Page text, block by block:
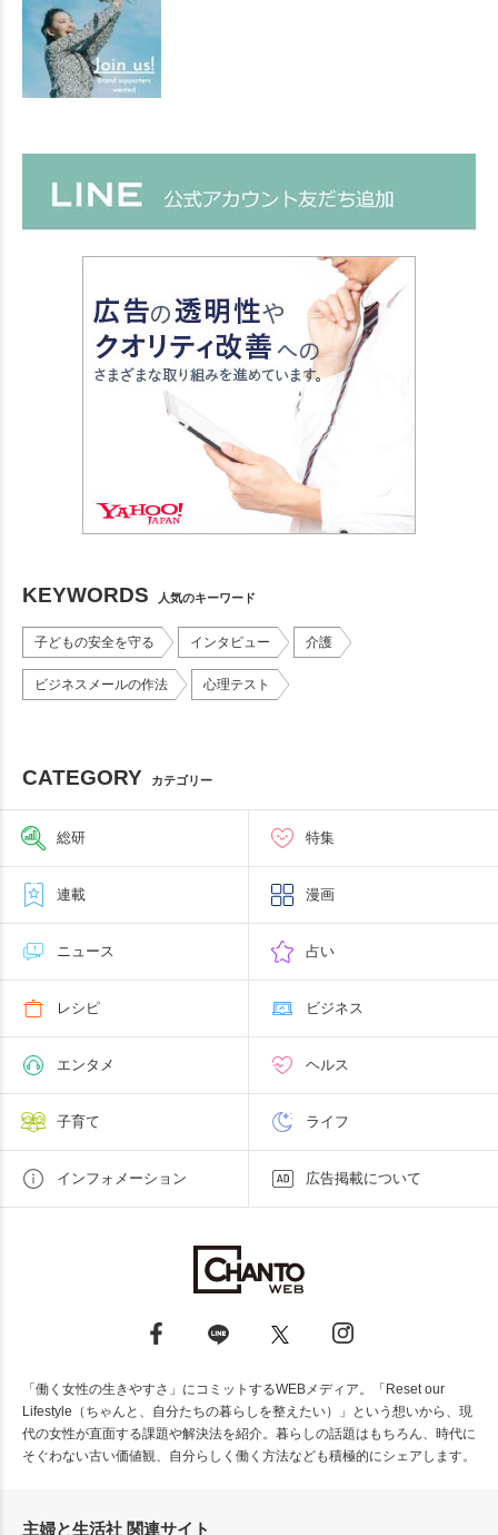
KEYWORDS 人気のキーワード
子どもの安全を守る インタビュー 介護
ビジネスメールの作法 心理テスト
CATEGORY カテゴリー
総研 特集
連載 漫画
ニュース 占い
レシピ ビジネス
エンタメ ヘルス
子育て ライフ
インフォメーション 広告掲載について
「働く女性の生きやすさ」にコミットするWEBメディア。「Reset our
Lifestyle（ちゃんと、自分たちの暮らしを整えたい）」という想いから、現
代の女性が直面する課題や解決法を紹介。暮らしの話題はもちろん、時代に
そぐわない古い価値観、自分らしく働く方法なども積極的にシェアします。
主婦と生活社 関連サイト